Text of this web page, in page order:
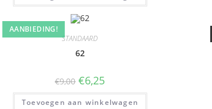
AANBIEDING!
STANDAARD
62
€9,00 €6,25
Toevoegen aan winkelwagen